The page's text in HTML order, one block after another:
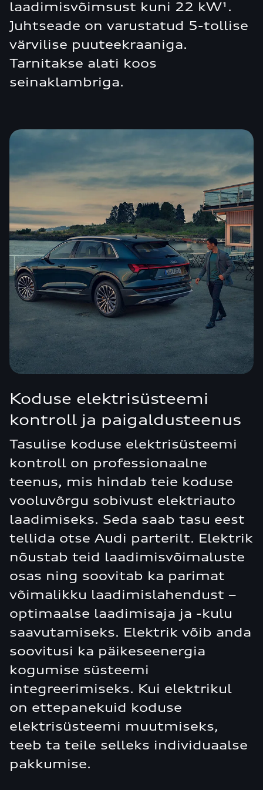
laadimisvõimsust kuni 22 kW¹.
Juhtseade on varustatud 5-tollise
värvilise puuteekraaniga.
Tarnitakse alati koos
seinaklambriga.
Koduse elektrisüsteemi
kontroll ja paigaldusteenus
Tasulise koduse elektrisüsteemi
kontroll on professionaalne
teenus, mis hindab teie koduse
vooluvõrgu sobivust elektriauto
laadimiseks. Seda saab tasu eest
tellida otse Audi parterilt. Elektrik
nõustab teid laadimisvõimaluste
osas ning soovitab ka parimat
võimalikku laadimislahendust –
optimaalse laadimisaja ja -kulu
saavutamiseks. Elektrik võib anda
soovitusi ka päikeseenergia
kogumise süsteemi
integreerimiseks. Kui elektrikul
on ettepanekuid koduse
elektrisüsteemi muutmiseks,
teeb ta teile selleks individuaalse
pakkumise.